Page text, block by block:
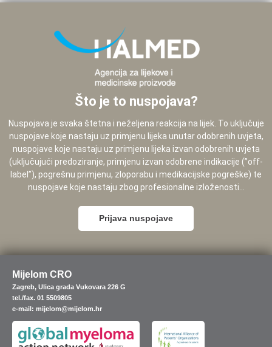
Što je to nuspojava?
Nuspojava je svaka štetna i neželjena reakcija na lijek. To uključuje
nuspojave koje nastaju uz primjenu lijeka unutar odobrenih uvjeta,
nuspojave koje nastaju uz primjenu lijeka izvan odobrenih uvjeta
(uključujući predoziranje, primjenu izvan odobrene indikacije (”off-
label”), pogrešnu primjenu, zloporabu i medikacijske pogreške) te
nuspojave koje nastaju zbog profesionalne izloženosti...
Prijava nuspojave
Mijelom CRO
Zagreb, Ulica grada Vukovara 226 G
tel./fax. 01 5509805
e-mail: mijelom@mijelom.hr